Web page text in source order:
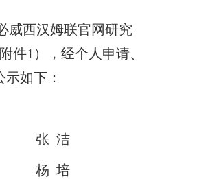
西汉姆联官网研究
件1），经个人申请、
如下：
张 洁
杨 培